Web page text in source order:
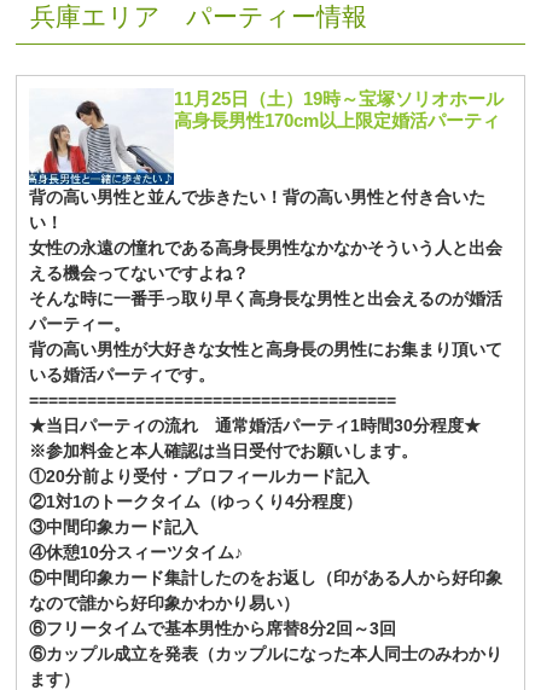
兵庫エリア パーティー情報
11月25日（土）19時～宝塚ソリオホール
高身長男性170cm以上限定婚活パーティ
背の高い男性と並んで歩きたい！背の高い男性と付き合いた
い！
女性の永遠の憧れである高身長男性なかなかそういう人と出会
える機会ってないですよね？
そんな時に一番手っ取り早く高身長な男性と出会えるのが婚活
パーティー。
背の高い男性が大好きな女性と高身長の男性にお集まり頂いて
いる婚活パーティです。
======================================
★当日パーティの流れ 通常婚活パーティ1時間30分程度★
※参加料金と本人確認は当日受付でお願いします。
①20分前より受付・プロフィールカード記入
②1対1のトークタイム（ゆっくり4分程度）
③中間印象カード記入
④休憩10分スィーツタイム♪
⑤中間印象カード集計したのをお返し（印がある人から好印象
なので誰から好印象かわかり易い）
⑥フリータイムで基本男性から席替8分2回～3回
⑥カップル成立を発表（カップルになった本人同士のみわかり
ます）